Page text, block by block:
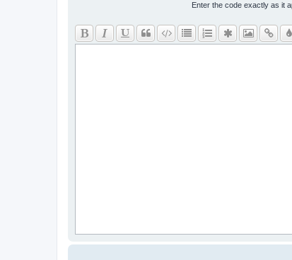
Enter the code exactly as it